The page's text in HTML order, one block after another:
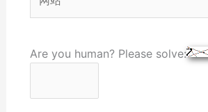
站
Are you human? Please solve: